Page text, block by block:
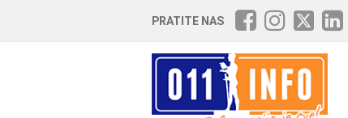
PRATITE NAS